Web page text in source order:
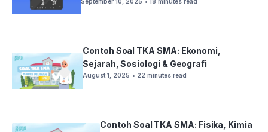
Contoh Soal TKA SMA: Ekonomi,
Sejarah, Sosiologi & Geografi
August 1, 2025 • 22 minutes read
Contoh Soal TKA SMA: Fisika, Kimia